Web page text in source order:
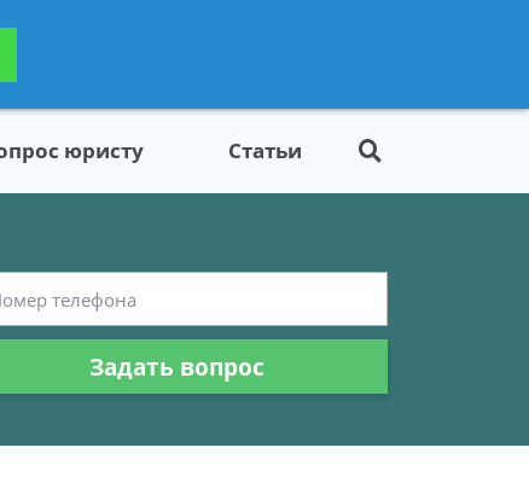
юристу Статьи
Задать вопрос